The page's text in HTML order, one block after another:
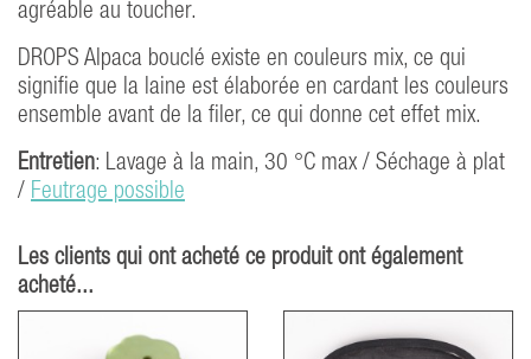
agréable au toucher.
DROPS Alpaca bouclé existe en couleurs mix, ce qui
signifie que la laine est élaborée en cardant les couleurs
ensemble avant de la filer, ce qui donne cet effet mix.
Entretien: Lavage à la main, 30 °C max / Séchage à plat
/ Feutrage possible
Les clients qui ont acheté ce produit ont également
acheté...